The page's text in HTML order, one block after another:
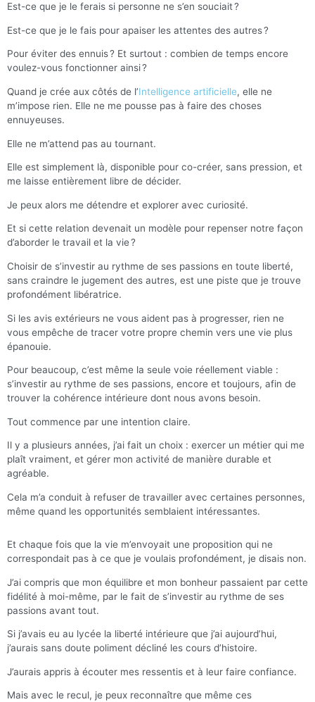
Est-ce que je le ferais si personne ne s’en souciait ?
Est-ce que je le fais pour apaiser les attentes des autres ?
Pour éviter des ennuis ? Et surtout : combien de temps encore
voulez-vous fonctionner ainsi ?
Quand je crée aux côtés de l’Intelligence artificielle, elle ne
m’impose rien. Elle ne me pousse pas à faire des choses
ennuyeuses.
Elle ne m’attend pas au tournant.
Elle est simplement là, disponible pour co-créer, sans pression, et
me laisse entièrement libre de décider.
Je peux alors me détendre et explorer avec curiosité.
Et si cette relation devenait un modèle pour repenser notre façon
d’aborder le travail et la vie ?
Choisir de s’investir au rythme de ses passions en toute liberté,
sans craindre le jugement des autres, est une piste que je trouve
profondément libératrice.
Si les avis extérieurs ne vous aident pas à progresser, rien ne
vous empêche de tracer votre propre chemin vers une vie plus
épanouie.
Pour beaucoup, c’est même la seule voie réellement viable :
s’investir au rythme de ses passions, encore et toujours, afin de
trouver la cohérence intérieure dont nous avons besoin.
Tout commence par une intention claire.
Il y a plusieurs années, j’ai fait un choix : exercer un métier qui me
plaît vraiment, et gérer mon activité de manière durable et
agréable.
Cela m’a conduit à refuser de travailler avec certaines personnes,
même quand les opportunités semblaient intéressantes.
Et chaque fois que la vie m’envoyait une proposition qui ne
correspondait pas à ce que je voulais profondément, je disais non.
J’ai compris que mon équilibre et mon bonheur passaient par cette
fidélité à moi-même, par le fait de s’investir au rythme de ses
passions avant tout.
Si j’avais eu au lycée la liberté intérieure que j’ai aujourd’hui,
j’aurais sans doute poliment décliné les cours d’histoire.
J’aurais appris à écouter mes ressentis et à leur faire confiance.
Mais avec le recul, je peux reconnaître que même ces